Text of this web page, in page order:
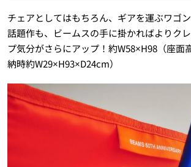
チェアとしてはもちろん、ギアを運ぶワゴ
話題作も、ビームスの手に掛かればよりク
プ気分がさらにアップ！約W58×H98（座面
納時約W29×H93×D24cm）